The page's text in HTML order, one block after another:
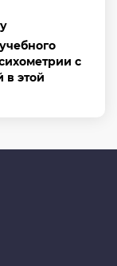
с
в этой